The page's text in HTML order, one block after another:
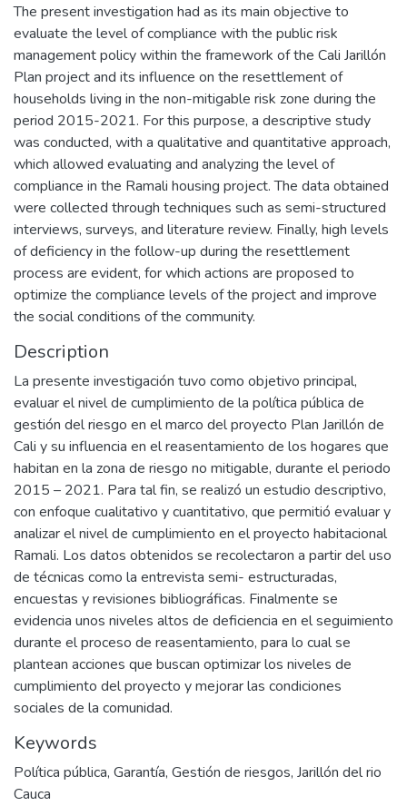
The present investigation had as its main objective to
evaluate the level of compliance with the public risk
management policy within the framework of the Cali Jarillón
Plan project and its influence on the resettlement of
households living in the non-mitigable risk zone during the
period 2015-2021. For this purpose, a descriptive study
was conducted, with a qualitative and quantitative approach,
which allowed evaluating and analyzing the level of
compliance in the Ramali housing project. The data obtained
were collected through techniques such as semi-structured
interviews, surveys, and literature review. Finally, high levels
of deficiency in the follow-up during the resettlement
process are evident, for which actions are proposed to
optimize the compliance levels of the project and improve
the social conditions of the community.
Description
La presente investigación tuvo como objetivo principal,
evaluar el nivel de cumplimiento de la política pública de
gestión del riesgo en el marco del proyecto Plan Jarillón de
Cali y su influencia en el reasentamiento de los hogares que
habitan en la zona de riesgo no mitigable, durante el periodo
2015 – 2021. Para tal fin, se realizó un estudio descriptivo,
con enfoque cualitativo y cuantitativo, que permitió evaluar y
analizar el nivel de cumplimiento en el proyecto habitacional
Ramali. Los datos obtenidos se recolectaron a partir del uso
de técnicas como la entrevista semi- estructuradas,
encuestas y revisiones bibliográficas. Finalmente se
evidencia unos niveles altos de deficiencia en el seguimiento
durante el proceso de reasentamiento, para lo cual se
plantean acciones que buscan optimizar los niveles de
cumplimiento del proyecto y mejorar las condiciones
sociales de la comunidad.
Keywords
Política pública, Garantía, Gestión de riesgos, Jarillón del rio
Cauca